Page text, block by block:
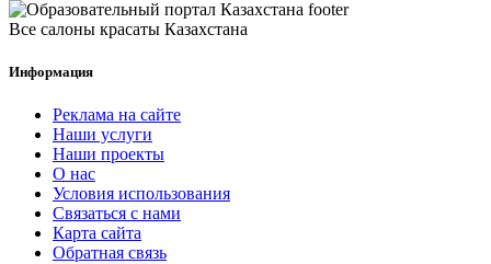
Все салоны красаты Казахстана
Информация
Реклама на сайте
Наши услуги
Наши проекты
О нас
Условия использования
Связаться с нами
Карта сайта
Обратная связь